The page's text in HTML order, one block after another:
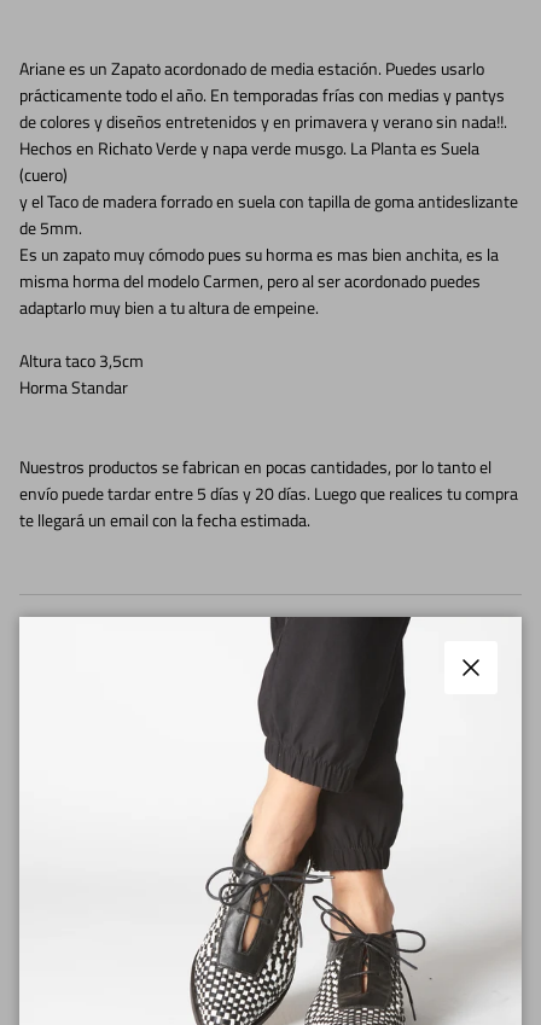
Ariane es un Zapato acordonado de media estación. Puedes usarlo
prácticamente todo el año. En temporadas frías con medias y pantys
de colores y diseños entretenidos y en primavera y verano sin nada!!.
Hechos en Richato Verde y napa verde musgo. La Planta es Suela
(cuero)
y el Taco de madera forrado en suela con tapilla de goma antideslizante
de 5mm.
Es un zapato muy cómodo pues su horma es mas bien anchita, es la
misma horma del modelo Carmen, pero al ser acordonado puedes
adaptarlo muy bien a tu altura de empeine.
Altura taco 3,5cm
Horma Standar
Nuestros productos se fabrican en pocas cantidades, por lo tanto el
envío puede tardar entre 5 días y 20 días. Luego que realices tu compra
te llegará un email con la fecha estimada.
Tiempos de fabricación
Cambios y Devoluciones